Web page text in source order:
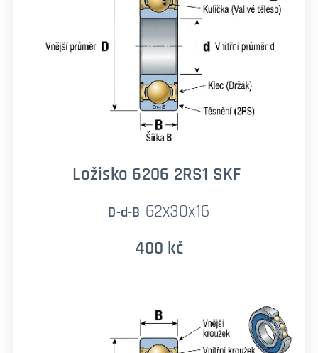
Ložisko 6206 2RS1 SKF
D-d-B 62x30x16
400 kč